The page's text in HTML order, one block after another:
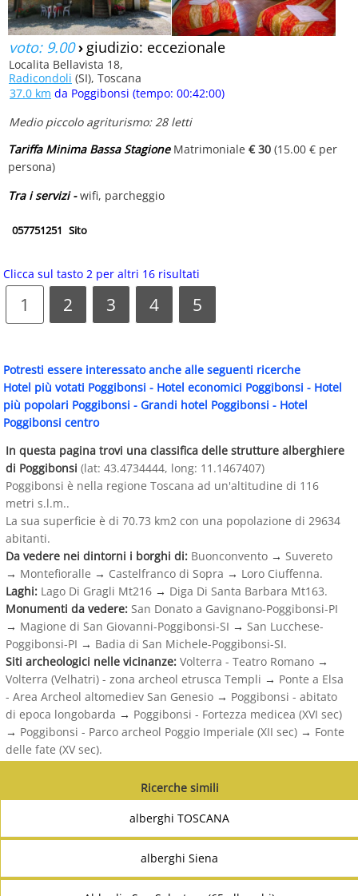
voto: 9.00› giudizio: eccezionale
Localita Bellavista 18,
Radicondoli (SI), Toscana
37.0 km da Poggibonsi (tempo: 00:42:00)
Medio piccolo agriturismo: 28 letti
Tariffa Minima Bassa StagioneMatrimoniale € 30 (15.00 € per
persona)
Tra i servizi -wifi, parcheggio
057751251 Sito
Clicca sul tasto 2 per altri 16 risultati
1 2 3 4 5
Potresti essere interessato anche alle seguenti ricerche
Hotel più votati Poggibonsi - Hotel economici Poggibonsi - Hotel
più popolari Poggibonsi - Grandi hotel Poggibonsi - Hotel
Poggibonsi centro
In questa pagina trovi una classifica delle strutture alberghiere
di Poggibonsi (lat: 43.4734444, long: 11.1467407)
Poggibonsi è nella regione Toscana ad un'altitudine di 116
metri s.l.m..
La sua superficie è di 70.73 km2 con una popolazione di 29634
abitanti.
Da vedere nei dintorni i borghi di: Buonconvento → Suvereto
→ Montefioralle → Castelfranco di Sopra → Loro Ciuffenna.
Laghi: Lago Di Gragli Mt216 → Diga Di Santa Barbara Mt163.
Monumenti da vedere: San Donato a Gavignano-Poggibonsi-PI
→ Magione di San Giovanni-Poggibonsi-SI → San Lucchese-
Poggibonsi-PI → Badia di San Michele-Poggibonsi-SI.
Siti archeologici nelle vicinanze: Volterra - Teatro Romano →
Volterra (Velhatri) - zona archeol etrusca Templi → Ponte a Elsa
- Area Archeol altomediev San Genesio → Poggibonsi - abitato
di epoca longobarda → Poggibonsi - Fortezza medicea (XVI sec)
→ Poggibonsi - Parco archeol Poggio Imperiale (XII sec) → Fonte
delle fate (XV sec).
Ricerche simili
alberghi TOSCANA
alberghi Siena